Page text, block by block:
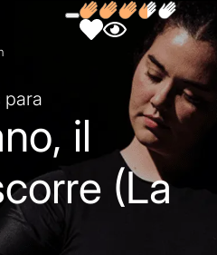
para
il
(La